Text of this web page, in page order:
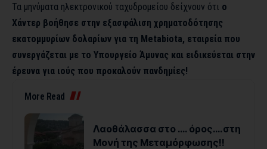
Τα μηνύματα ηλεκτρονικού ταχυδρομείου δείχνουν ότι ο
Χάντερ βοήθησε στην εξασφάλιση χρηματοδότησης
εκατομμυρίων δολαρίων για τη Metabiota, εταιρεία που
συνεργάζεται με το Υπουργείο Άμυνας και ειδικεύεται στην
έρευνα για ιούς που προκαλούν πανδημίες!
More Read
Λαοθάλασσα στο …. όρος….στη
Μονή της Μεταμόρφωσης!!